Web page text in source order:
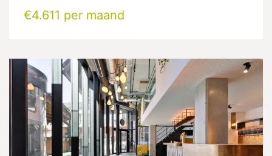
€4.611 per maand